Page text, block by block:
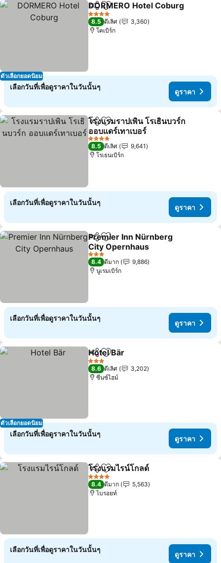
ตัวเลือกยอดนิยม
แชร์ เพิ่มในรายการโปรด
DORMERO Hotel Coburg
4 ดาว
8.5 ดีเลิศ
3,360
โคเบิร์ก
เลือกวันที่เพื่อดูราคาในวันนั้นๆ
ดูราคา
แชร์ เพิ่มในรายการโปรด
โรงแรมราปเพิน โรเธินบวร์ก
ออบแดร์เทาเบอร์
4 ดาว
8.5 ดีเลิศ
9,641
โรเธนเบิร์ก
เลือกวันที่เพื่อดูราคาในวันนั้นๆ
ดูราคา
แชร์ เพิ่มในรายการโปรด
Premier Inn Nürnberg
City Opernhaus
3 ดาว
8.4 ดีมาก
9,886
นูเรมเบิร์ก
เลือกวันที่เพื่อดูราคาในวันนั้นๆ
ดูราคา
ตัวเลือกยอดนิยม
แชร์ เพิ่มในรายการโปรด
Hotel Bär
3 ดาว
8.6 ดีเลิศ
3,202
ซีนซ์ไฮม์
เลือกวันที่เพื่อดูราคาในวันนั้นๆ
ดูราคา
แชร์ เพิ่มในรายการโปรด
โรงแรมไรน์โกลด์
4 ดาว
8.4 ดีมาก
5,563
ไบรอยท์
เลือกวันที่เพื่อดูราคาในวันนั้นๆ
ดูราคา